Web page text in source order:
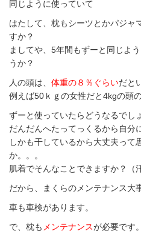
同じように使っていて
はたして、枕もシーツとかパジャ
すか？
ましてや、 5年間もずーと同じよ
うか？
人の頭は、 体重の８％ぐらいだと
例えば50ｋｇの女性だと4kgの頭の
ずーと使っていたらどうなるでし
だんだんへたってっくるから自分
しかも干しているから大丈夫って
か。。。
肌着でそんなことできますか？（
だから、まくらのメンテナンス大
車も車検があります。
で、枕も メンテナンスが必要です